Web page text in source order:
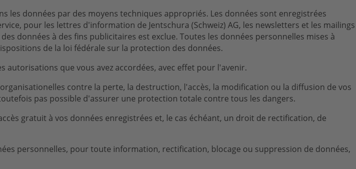
les données par des moyens techniques appropriés. Les données sont enregistrées
pour les lettres d'information de Jentschura (Schweiz) AG, les newsletters et les mailings
données à des fins publicitaires est exclue. Toutes les données personnelles mises à
de la loi fédérale sur la protection des données.
que vous avez accordées, avec effet pour l'avenir.
contre la perte, la destruction, l'accès, la modification ou la diffusion de vos
pas possible d'assurer une protection totale contre tous les dangers.
gratuit à vos données enregistrées et, le cas échéant, un droit de rectification, de
personnelles, pour toute information, rectification, blocage ou suppression de données,